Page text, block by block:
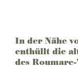
In der Nähe
enthüllt die
des